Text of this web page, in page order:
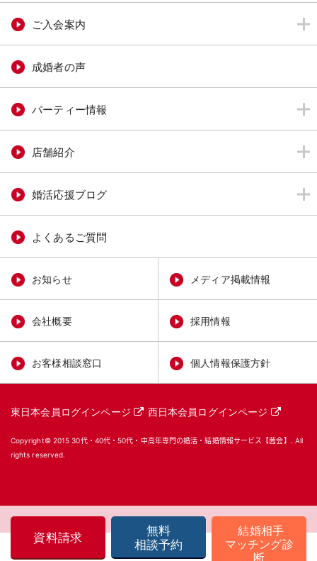
ご入会案内
成婚者の声
パーティー情報
店舗紹介
婚活応援ブログ
よくあるご質問
お知らせ メディア掲載情報
会社概要 採用情報
お客様相談窓口 個人情報保護方針
東日本会員ログインページ 西日本会員ログインページ
Copyright© 201530代・40代・50代・中高年専門の婚活・結婚情報サービス【茜会】
. All
rights reserved.
資料請求
無料
相談予約
結婚相手
マッチング診
断